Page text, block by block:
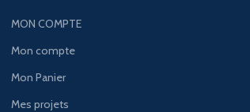
MON COMPTE
Mon compte
Mon Panier
Mes projets